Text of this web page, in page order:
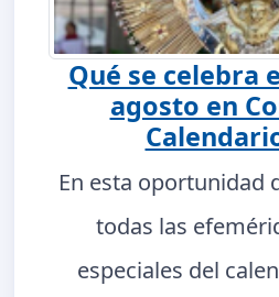
Qué se celebra
agosto en
En esta oportunidad
todas las
especiales del